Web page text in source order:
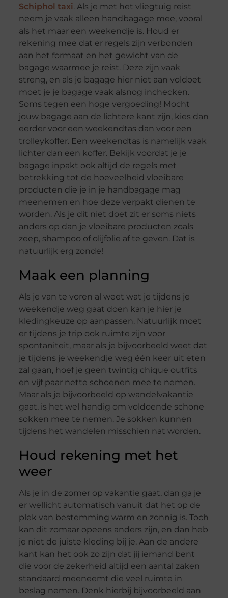
Schiphol taxi. Als je met het vliegtuig reist
neem je vaak alleen handbagage mee, vooral
als het maar een weekendje is. Houd er
rekening mee dat er regels zijn verbonden
aan het formaat en het gewicht van de
bagage waarmee je reist. Deze zijn vaak
streng, en als je bagage hier niet aan voldoet
moet je je bagage vaak alsnog inchecken.
Soms tegen een hoge vergoeding! Mocht
jouw bagage aan de lichtere kant zijn, kies dan
eerder voor een weekendtas dan voor een
trolleykoffer. Een weekendtas is namelijk vaak
lichter dan een koffer. Bekijk voordat je je
bagage inpakt ook altijd de regels met
betrekking tot de hoeveelheid vloeibare
producten die je in je handbagage mag
meenemen en hoe deze verpakt dienen te
worden. Als je dit niet doet zit er soms niets
anders op dan je vloeibare producten zoals
zeep, shampoo of olijfolie af te geven. Dat is
natuurlijk erg zonde!
Maak een planning
Als je van te voren al weet wat je tijdens je
weekendje weg gaat doen kan je hier je
kledingkeuze op aanpassen. Natuurlijk moet
er tijdens je trip ook ruimte zijn voor
spontaniteit, maar als je bijvoorbeeld weet dat
je tijdens je weekendje weg één keer uit eten
zal gaan, hoef je geen twintig chique outfits
en vijf paar nette schoenen mee te nemen.
Maar als je bijvoorbeeld op wandelvakantie
gaat, is het wel handig om voldoende schone
sokken mee te nemen. Je sokken kunnen
tijdens het wandelen misschien nat worden.
Houd rekening met het
weer
Als je in de zomer op vakantie gaat, dan ga je
er wellicht automatisch vanuit dat het op de
plek van bestemming warm en zonnig is. Toch
kan dit zomaar opeens anders zijn, en dan heb
je niet de juiste kleding bij je. Aan de andere
kant kan het ook zo zijn dat jij iemand bent
die voor de zekerheid altijd een aantal zaken
standaard meeneemt die veel ruimte in
beslag nemen. Denk hierbij bijvoorbeeld aan